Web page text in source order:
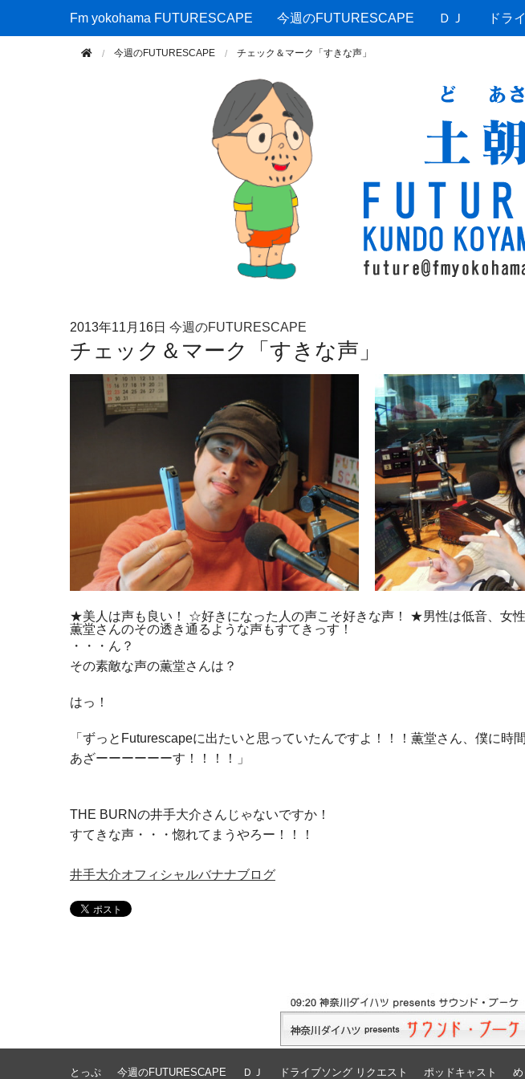
Fm yokohama FUTURESCAPE
Fm yokohama FUTURESCAPE 今週のFUTURESCAPE ＤＪ ドラ
今週のFUTURESCAPE チェック＆マーク「すきな声」
2013年11月16日 今週のFUTURESCAPE
チェック＆マーク「すきな声」
★美人は声も良い！ ☆好きになった人の声こそ好きな声！ ★男性は低音、女
薫堂さんのその透き通るような声もすてきっす！
・・・ん？
その素敵な声の薫堂さんは？
はっ！
「ずっとFuturescapeに出たいと思っていたんですよ！！！薫堂さん、僕に時
あざーーーーーーす！！！！」
THE BURNの井手大介さんじゃないですか！
すてきな声・・・惚れてまうやろー！！！
井手大介オフィシャルバナナブログ
とっぷ 今週のFUTURESCAPE ＤＪ ドライブソング リクエスト ポッドキャスト め